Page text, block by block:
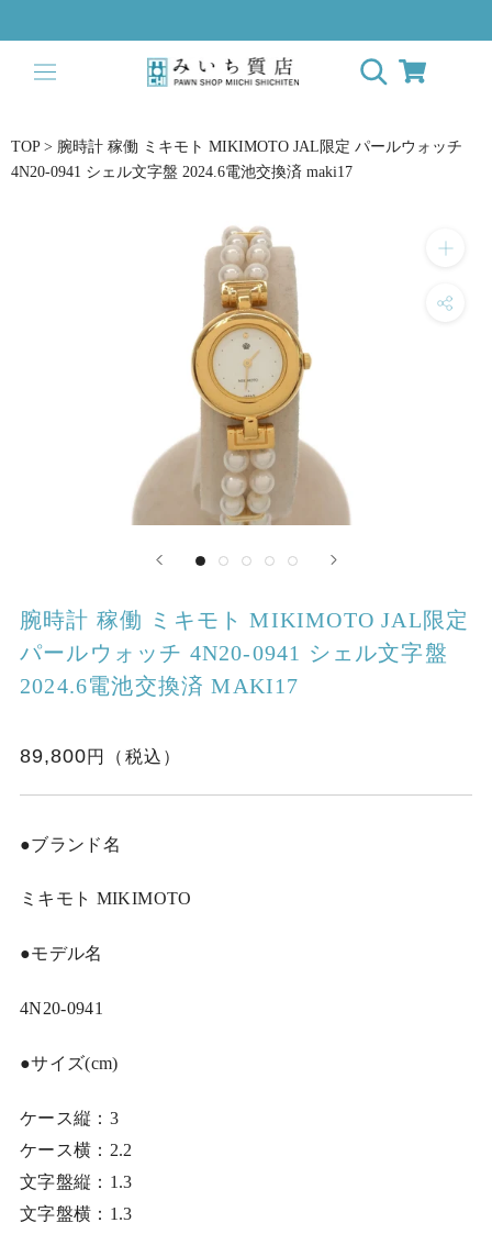
キ
て
TOP > 腕時計 稼働 ミキモト MIKIMOTO JAL限定 パールウォッチ
4N20-0941 シェル文字盤 2024.6電池交換済 maki17
腕時計 稼働 ミキモト MIKIMOTO JAL限定
パールウォッチ 4N20-0941 シェル文字盤
2024.6電池交換済 MAKI17
89,800
●ブランド名
ミキモト MIKIMOTO
●モデル名
4N20-0941
●サイズ(cm)
ケース縦：3
ケース横：2.2
文字盤縦：1.3
文字盤横：1.3